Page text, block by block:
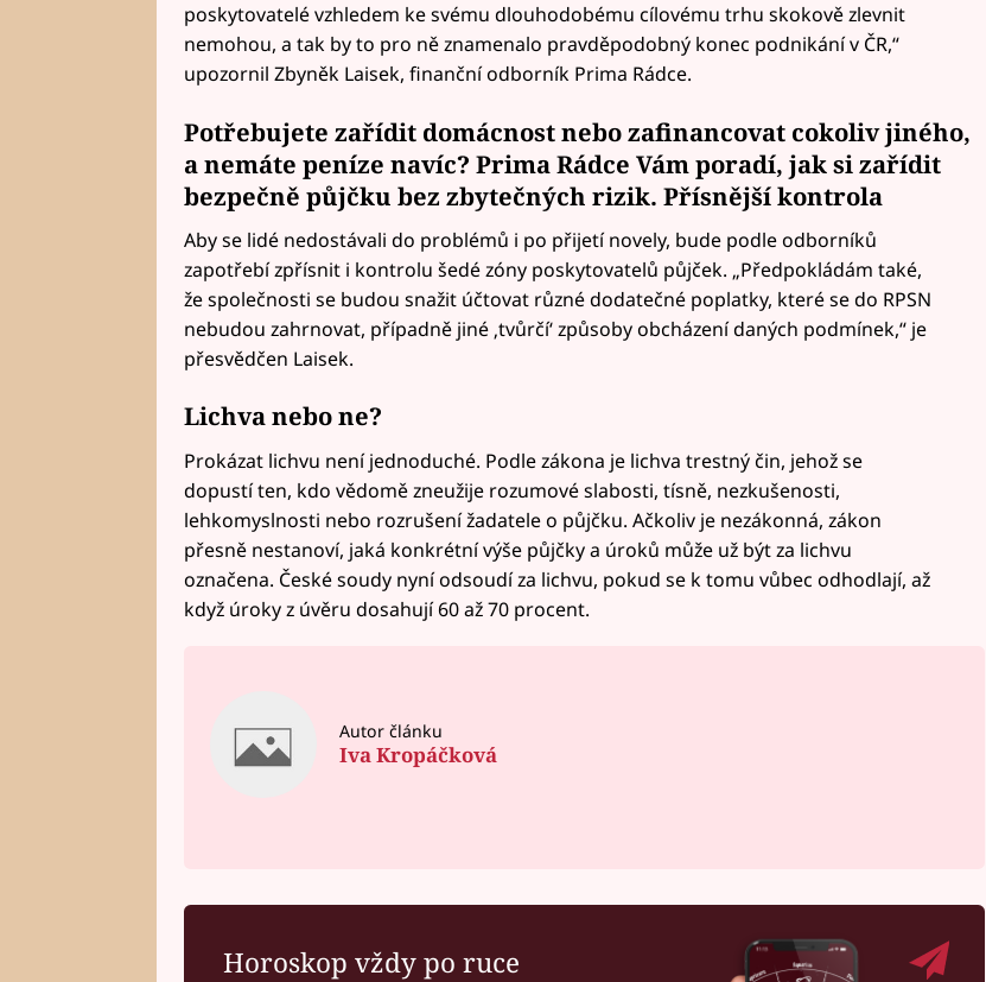
poskytovatelé vzhledem ke svému dlouhodobému cílovému trhu skokově zlevnit
nemohou, a tak by to pro ně znamenalo pravděpodobný konec podnikání v ČR,“
upozornil Zbyněk Laisek, finanční odborník Prima Rádce.
Potřebujete zařídit domácnost nebo zafinancovat cokoliv jiného,
a nemáte peníze navíc? Prima Rádce Vám poradí, jak si zařídit
bezpečně půjčku bez zbytečných rizik. Přísnější kontrola
Aby se lidé nedostávali do problémů i po přijetí novely, bude podle odborníků
zapotřebí zpřísnit i kontrolu šedé zóny poskytovatelů půjček. „Předpokládám také,
že společnosti se budou snažit účtovat různé dodatečné poplatky, které se do RPSN
nebudou zahrnovat, případně jiné ‚tvůrčí‘ způsoby obcházení daných podmínek,“ je
přesvědčen Laisek.
Lichva nebo ne?
Prokázat lichvu není jednoduché. Podle zákona je lichva trestný čin, jehož se
dopustí ten, kdo vědomě zneužije rozumové slabosti, tísně, nezkušenosti,
lehkomyslnosti nebo rozrušení žadatele o půjčku. Ačkoliv je nezákonná, zákon
přesně nestanoví, jaká konkrétní výše půjčky a úroků může už být za lichvu
označena. České soudy nyní odsoudí za lichvu, pokud se k tomu vůbec odhodlají, až
když úroky z úvěru dosahují 60 až 70 procent.
Autor článku
Iva Kropáčková
Horoskop vždy po ruce